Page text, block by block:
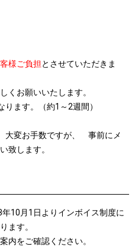
様ご負担 とさせていただきま
くお願いいたします。
ます。（約1～2週間）
大変お手数ですが、 事前にメ
致します。
10月1日よりインボイス制度に
ます。
内をご確認ください。